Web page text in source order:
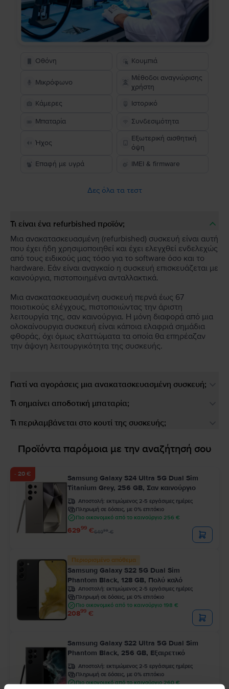
Οθόνη Κουμπιά
Μικρόφωνο
Μέθοδοι αναγνώρισης
χρήστη
Κάμερες
Ιστορικό
Μπαταρία Συνδεσιμότητα
Ήχος
Εξωτερική αισθητική
όψη
Επαφή με υγρά
IMEI & firmware
Δες όλα τα τεστ
Τι είναι ένα refurbished προϊόν;
Μια ανακατασκευασμένη (refurbished) συσκευή είναι αυτή
που έχει ήδη χρησιμοποιηθεί και έχει ελεγχθεί ενδελεχώς
από τους ειδικούς μας τόσο για το software όσο και το
hardware. Εάν είναι αναγκαίο η συσκευή επισκευάζεται με
καινούργια, πιστοποιημένα ανταλλακτικά.
Μια ανακατασκευασμένη συσκευή περνά έως 67
ποιοτικούς ελέγχους, πιστοποιώντας την άριστη
λειτουργία της, σαν καινούργια. Η μόνη διαφορά από μια
ολοκαίνουργια συσκευή είναι κάποια ελαφριά σημάδια
φθοράς, όχι όμως ελαττώματα τα οποία θα επηρέαζαν
την άψογη λειτουργικότητα της συσκευής.
Γιατί να αγοράσεις μια ανακατασκευασμένη συσκευή;
Τι σημαίνει αποδοτική μπαταρία;
Τι περιλαμβάνεται στο κουτί της συσκευής;
Προϊόντα παρόμοια με την αναζήτησή σου
- 20 €
Samsung Galaxy S24 Ultra 5G Dual Sim
Titanium Grey, 256 GB, Σαν καινούργιο
Αποστολή: εκτιμώμενος 2-5 εργάσιμες ημέρες
Πληρωμή σε δόσεις, με 0% επιτόκιο
Πιο οικονομικό από το καινούργιο 256 €
62999 €64999€
Περιορισμένο απόθεμα
Samsung Galaxy S22 5G Dual Sim
Phantom Black, 128 GB, Πολύ καλό
Αποστολή: εκτιμώμενος 2-5 εργάσιμες ημέρες
Πληρωμή σε δόσεις, με 0% επιτόκιο
Πιο οικονομικό από το καινούργιο 198 €
20899 €
Samsung Galaxy S22 Ultra 5G Dual Sim
Phantom Black, 256 GB, Εξαιρετικό
Αποστολή: εκτιμώμενος 2-5 εργάσιμες ημέρες
Πληρωμή σε δόσεις, με 0% επιτόκιο
Πιο οικονομικό από το καινούργιο 260 €